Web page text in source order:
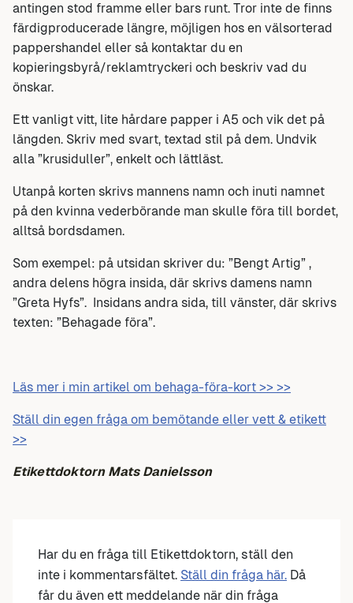
antingen stod framme eller bars runt. Tror inte de finns
färdigproducerade längre, möjligen hos en välsorterad
pappershandel eller så kontaktar du en
kopieringsbyrå/reklamtryckeri och beskriv vad du
önskar.
Ett vanligt vitt, lite hårdare papper i A5 och vik det på
längden. Skriv med svart, textad stil på dem. Undvik
alla ”krusiduller”, enkelt och lättläst.
Utanpå korten skrivs mannens namn och inuti namnet
på den kvinna vederbörande man skulle föra till bordet,
alltså bordsdamen.
Som exempel: på utsidan skriver du: ”Bengt Artig” ,
andra delens högra insida, där skrivs damens namn
”Greta Hyfs”. Insidans andra sida, till vänster, där skrivs
texten: ”Behagade föra”.
Läs mer i min artikel om behaga-föra-kort >> >>
Ställ din egen fråga om bemötande eller vett & etikett
>>
Etikettdoktorn Mats Danielsson
Har du en fråga till Etikettdoktorn, ställ den
inte i kommentarsfältet. Ställ din fråga här. Då
får du även ett meddelande när din fråga